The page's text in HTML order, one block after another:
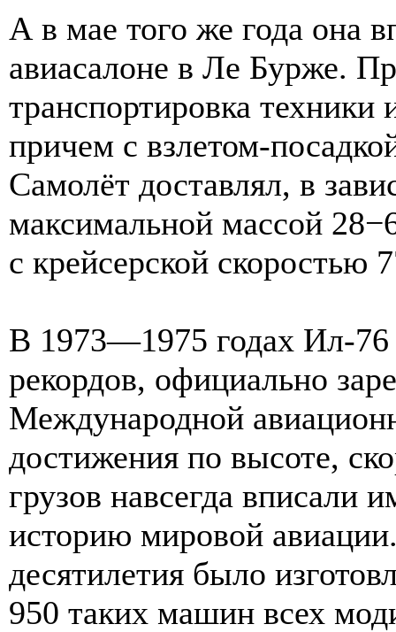
А в мае того же года она
авиасалоне в Ле Бурже.
транспортировка техники
причем с взлетом-
Самолёт доставлял, в
максимальной массой
с крейсерской скоростью
В 1973—1975 годах Ил-
рекордов, официально
Международной
достижения по высоте,
грузов навсегда вписали
историю мировой
десятилетия было
950 таких машин всех